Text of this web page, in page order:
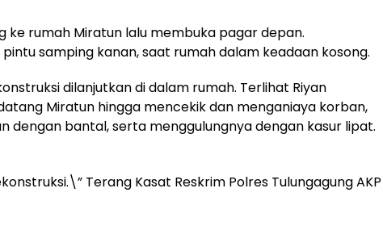
ke rumah Miratun lalu membuka pagar depan.
samping kanan, saat rumah dalam keadaan kosong.
dilanjutkan di dalam rumah. Terlihat Riyan
Miratun hingga mencekik dan menganiaya korban,
dengan bantal, serta menggulungnya dengan kasur lipat.
Terang Kasat Reskrim Polres Tulungagung AKP